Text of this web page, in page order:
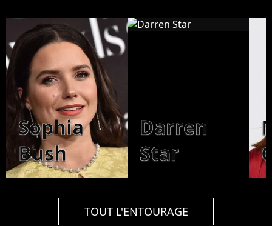
Sophia
Bush
Darren
Star
TOUT L'ENTOURAGE